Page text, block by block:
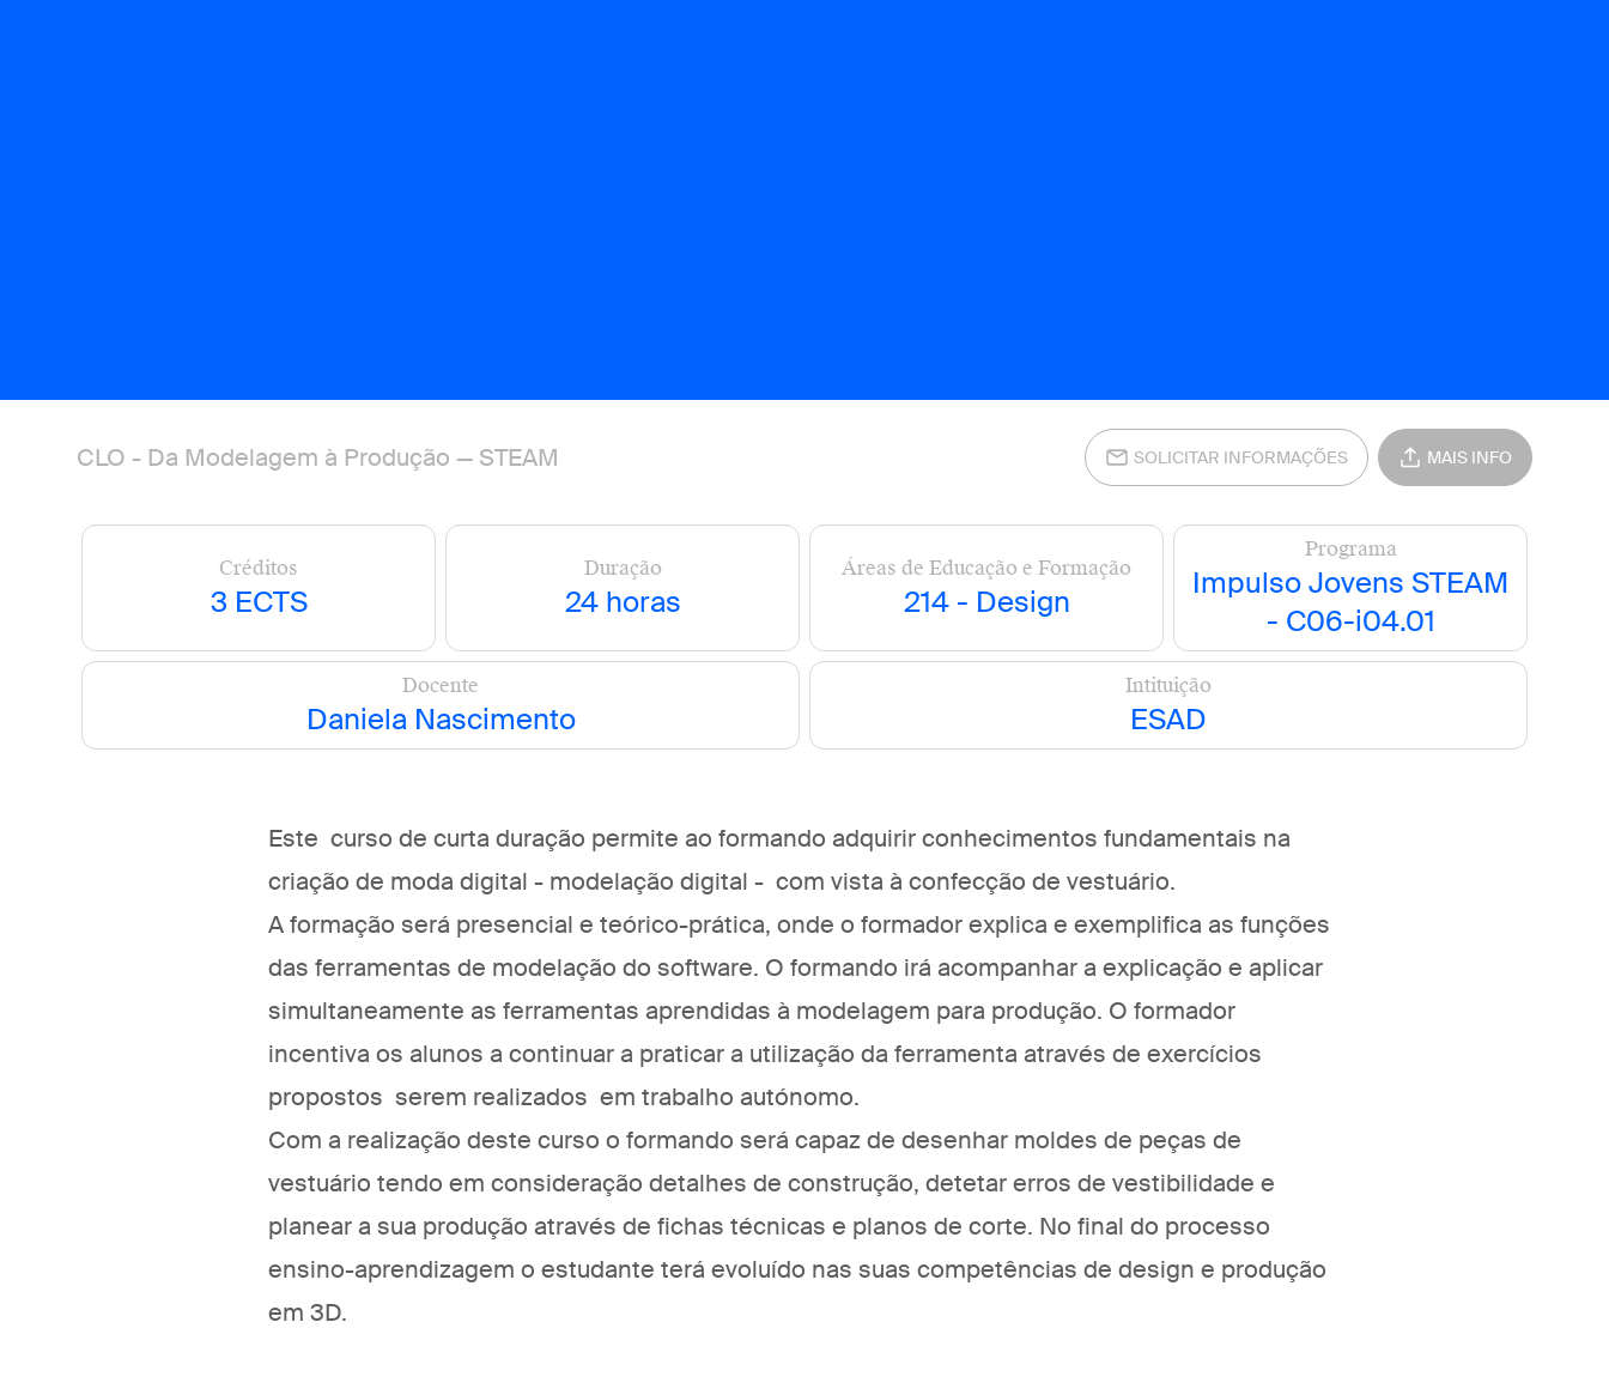
CLO - Da Modelagem à Produção — STEAM SOLICITAR INFORMAÇÕES MAIS INFO
Créditos
3 ECTS
Duração
24 horas
Áreas de Educação e Formação
214 - Design
Programa
Impulso Jovens STEAM
- C06-i04.01
Docente
Daniela Nascimento
Intituição
ESAD
Este curso de curta duração permite ao formando adquirir conhecimentos fundamentais na
criação de moda digital - modelação digital - com vista à confecção de vestuário.
A formação será presencial e teórico-prática, onde o formador explica e exemplifica as funções
das ferramentas de modelação do software. O formando irá acompanhar a explicação e aplicar
simultaneamente as ferramentas aprendidas à modelagem para produção. O formador
incentiva os alunos a continuar a praticar a utilização da ferramenta através de exercícios
propostos serem realizados em trabalho autónomo.
Com a realização deste curso o formando será capaz de desenhar moldes de peças de
vestuário tendo em consideração detalhes de construção, detetar erros de vestibilidade e
planear a sua produção através de fichas técnicas e planos de corte. No final do processo
ensino-aprendizagem o estudante terá evoluído nas suas competências de design e produção
em 3D.